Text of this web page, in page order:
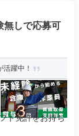
無しで応募可
躍中！
ト免許をお持ち